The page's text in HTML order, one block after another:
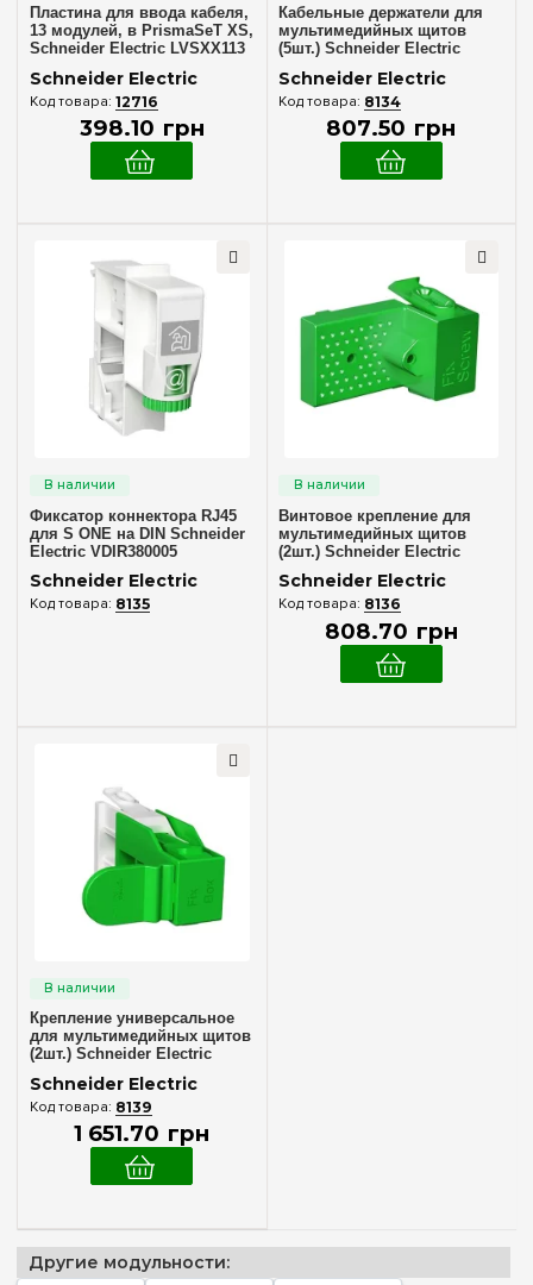
Пластина для ввода кабеля,
13 модулей, в PrismaSeT XS,
Schneider Electric LVSXX113
Schneider Electric
12716
398.10 грн
Кабельные держатели для
мультимедийных щитов
(5шт.) Schneider Electric
Schneider Electric
8134
807.50 грн
Фиксатор коннектора RJ45
для S ONE на DIN Schneider
Electric VDIR380005
Schneider Electric
8135
Винтовое крепление для
мультимедийных щитов
(2шт.) Schneider Electric
VDIR380003
Schneider Electric
8136
808.70 грн
Крепление универсальное
для мультимедийных щитов
(2шт.) Schneider Electric
VDIR380002
Schneider Electric
8139
1 651.70 грн
Другие модульности: